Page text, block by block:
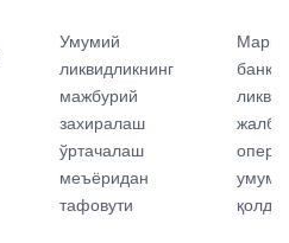
Умумий
ликвидликнинг
мажбурий
захиралаш
ўртачалаш
меъёридан
тафовути
жалб